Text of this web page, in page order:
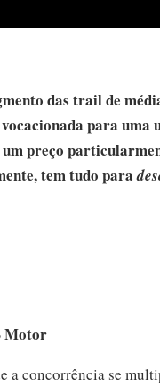
das trail de
para
preço
tem tudo para
Motor
a concorrência se